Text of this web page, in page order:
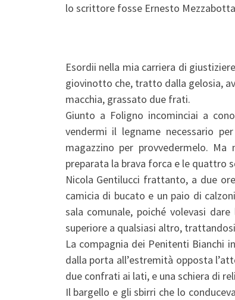
lo scrittore fosse Ernesto
Esordii nella mia carriera di
giovinotto che, tratto dalla gelosia,
macchia, grassato due frati.
Giunto a Foligno incominciai a
vendermi il legname necessario
magazzino per provvedermelo.
preparata la brava forca e le quattro
Nicola Gentilucci frattanto, a due
camicia di bucato e un paio di
sala comunale, poiché volevasi
superiore a qualsiasi altro,
La compagnia dei Penitenti Bianchi
dalla porta all’estremità opposta
due confrati ai lati, e una schiera di
Il bargello e gli sbirri che lo